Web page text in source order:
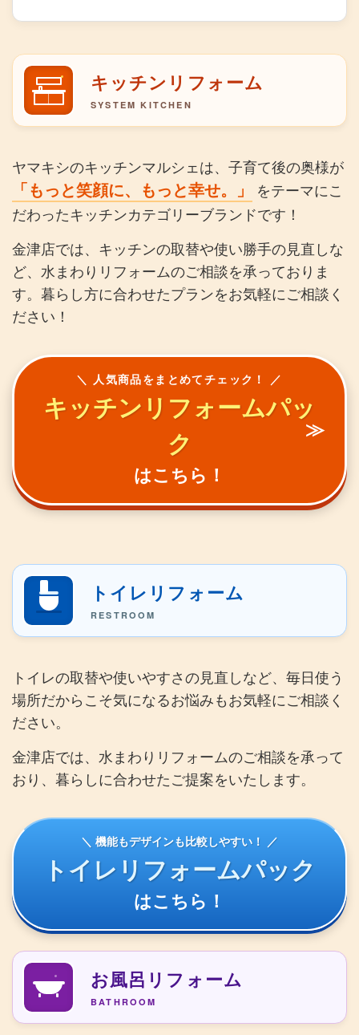
キッチンリフォーム
SYSTEM KITCHEN
ヤマキシのキッチンマルシェは、子育て後の奥様が
「もっと笑顔に、もっと幸せ。」
をテーマにこ
だわったキッチンカテゴリーブランドです！
金津店では、キッチンの取替や使い勝手の見直しな
ど、水まわりリフォームのご相談を承っておりま
す。暮らし方に合わせたプランをお気軽にご相談く
ださい！
＼ 人気商品をまとめてチェック！ ／
キッチンリフォームパッ
ク
はこちら！
≫
トイレリフォーム
RESTROOM
トイレの取替や使いやすさの見直しなど、毎日使う
場所だからこそ気になるお悩みもお気軽にご相談く
ださい。
金津店では、水まわりリフォームのご相談を承って
おり、暮らしに合わせたご提案をいたします。
＼ 機能もデザインも比較しやすい！ ／
トイレリフォームパック
はこちら！
お風呂リフォーム
BATHROOM